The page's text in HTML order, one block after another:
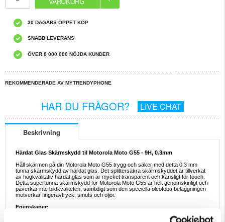
30 DAGARS ÖPPET KÖP
SNABB LEVERANS
ÖVER 8 000 000 NÖJDA KUNDER
REKOMMENDERADE AV MYTRENDYPHONE
HAR DU FRÅGOR? LIVE CHAT
Beskrivning
Härdat Glas Skärmskydd til Motorola Moto G55 - 9H, 0.3mm
Håll skärmen på din Motorola Moto G55 trygg och säker med detta 0,3 mm
tunna skärmskydd av härdat glas. Det splittersäkra skärmskyddet är tillverkat
av högkvalitativ härdat glas som är mycket transparent och känsligt för touch.
Detta supertunna skärmskydd för Motorola Moto G55 är helt genomskinligt och
påverkar inte bildkvaliteten, samtidigt som den speciella oleofoba beläggningen
motverkar fingeravtryck, smuts och oljor.
Egenskaper: